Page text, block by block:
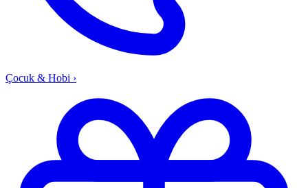
Çocuk & Hobi ›